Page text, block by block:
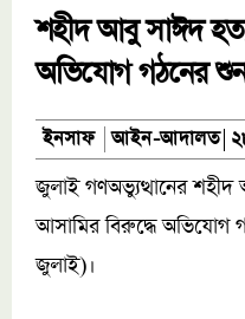
শহীদ আবু সাঈদ
অভিযোগ গঠনের
ইনসাফ আইন-আদালত
জুলাই গণঅভ্যুত্থানের
আসামির বিরুদ্ধে
জুলাই)।